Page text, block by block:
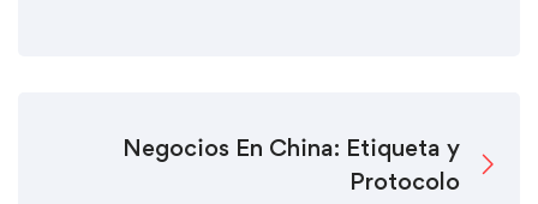
Negocios En China: Etiqueta y
Protocolo